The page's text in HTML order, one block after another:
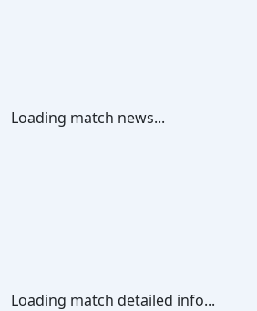
Loading match news...
Loading match detailed info...